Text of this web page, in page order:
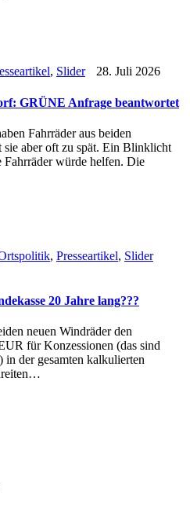
, Slider 28. Juli 2026
GRÜNE Anfrage beantwortet
Fahrräder aus beiden
aber oft zu spät. Ein Blinklicht
würde helfen. Die
, Presseartikel, Slider
20 Jahre lang???
neuen Windräder den
für Konzessionen (das sind
der gesamten kalkulierten